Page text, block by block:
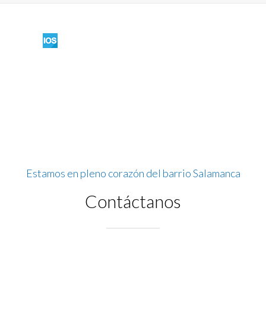
LA CLÍNICA
Estamos en pleno corazón del barrio Salamanca
Contáctanos